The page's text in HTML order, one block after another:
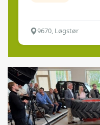
9670, Løgstør